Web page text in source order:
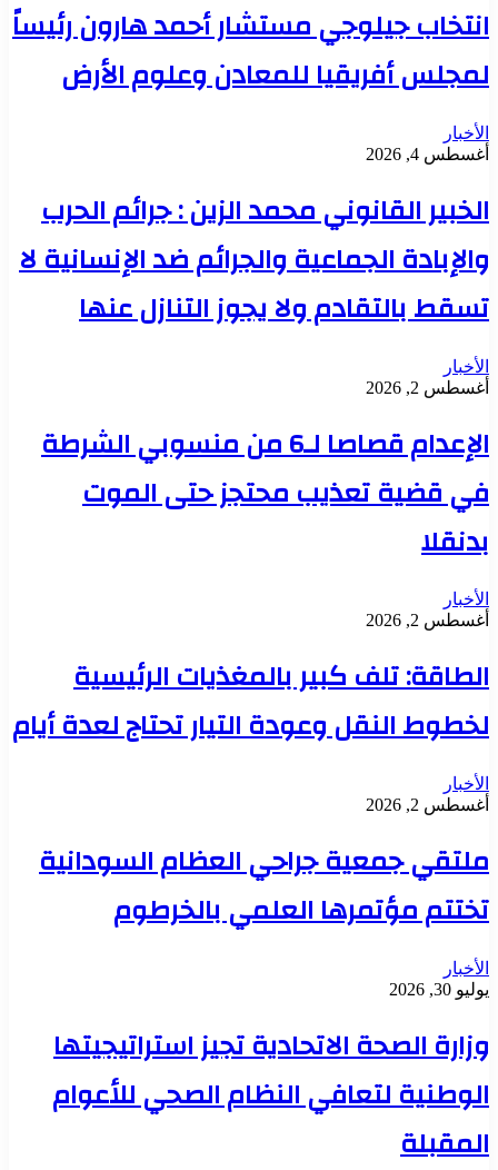
انتخاب جيلوجي مستشار أحمد هارون رئيساً
لمجلس أفريقيا للمعادن وعلوم الأرض
الأخبار
أغسطس 4, 2026
الخبير القانوني محمد الزين : جرائم الحرب
والإبادة الجماعية والجرائم ضد الإنسانية لا
تسقط بالتقادم ولا يجوز التنازل عنها
الأخبار
أغسطس 2, 2026
الإعدام قصاصا لـ6 من منسوبي الشرطة
في قضية تعذيب محتجز حتى الموت
بدنقلا
الأخبار
أغسطس 2, 2026
الطاقة: تلف كبير بالمغذيات الرئيسية
لخطوط النقل وعودة التيار تحتاج لعدة أيام
الأخبار
أغسطس 2, 2026
ملتقي جمعية جراحي العظام السودانية
تختتم مؤتمرها العلمي بالخرطوم
الأخبار
يوليو 30, 2026
وزارة الصحة الاتحادية تجيز استراتيجيتها
الوطنية لتعافي النظام الصحي للأعوام
المقبلة